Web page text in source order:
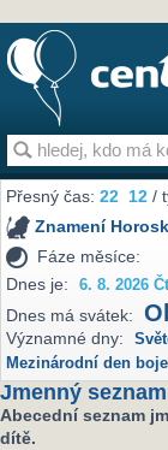
Přesný čas:22 12 /
Znamení
Fáze měsíce:
Dnes je:
6. 8. 2026
Dnes má svátek:
Významné dny:
Mezinárodní den
Jmenný
Abecední seznam
dítě.